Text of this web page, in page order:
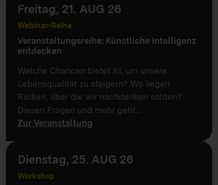
Freitag, 21. AUG 26
Webinar-Reihe
Veranstaltungsreihe: Künstliche Intelligenz
entdecken
Welche Chancen bietet KI, um unsere
Lebensqualität zu steigern? Wo liegen
Risiken, über die wir nachdenken sollten?
Diesen Fragen und mehr geht…
Zur Veranstaltung
Dienstag, 25. AUG 26
Workshop